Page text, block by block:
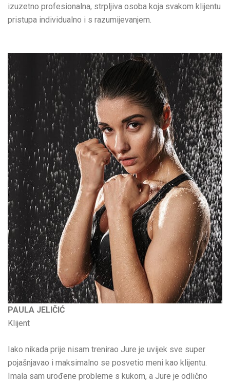
izuzetno profesionalna, strpljiva osoba koja svakom klijentu
pristupa individualno i s razumijevanjem.
PAULA JELIČIĆ
Klijent
Iako nikada prije nisam trenirao Jure je uvijek sve super
pojašnjavao i maksimalno se posvetio meni kao klijentu.
Imala sam urođene probleme s kukom, a Jure je odlično